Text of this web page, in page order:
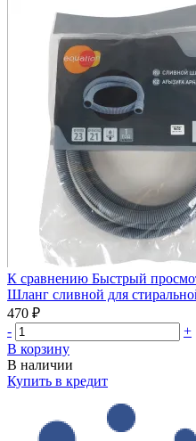
К сравнению Быстрый
Шланг сливной для
470 ₽
-
+
В корзину
В наличии
Купить в кредит